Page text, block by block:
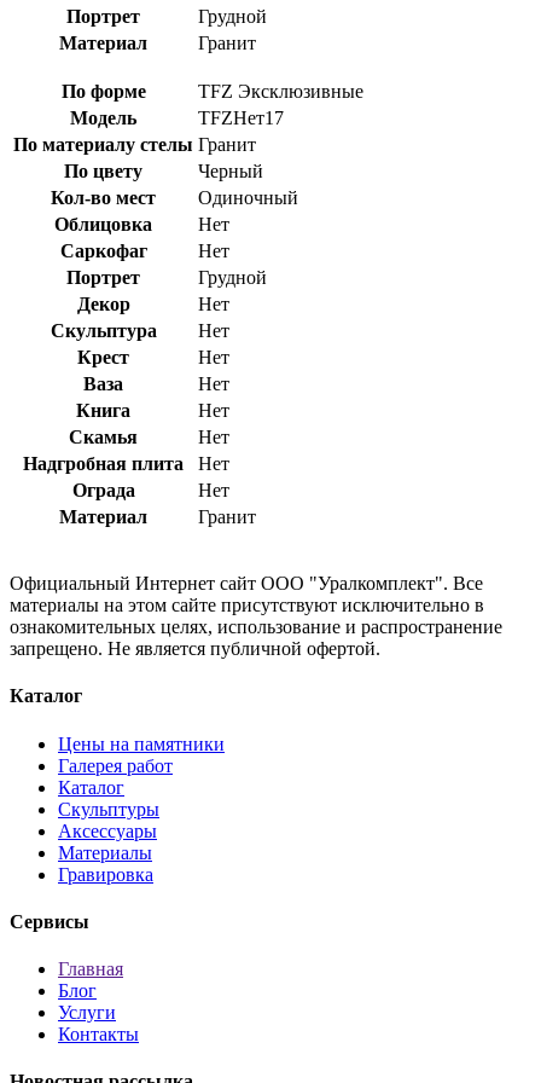
Портрет
Грудной
Материал
Гранит
По форме
TFZ Эксклюзивные
Модель
TFZНет17
По материалу стелы Гранит
По цвету
Черный
Кол-во мест
Одиночный
Облицовка
Нет
Саркофаг
Нет
Портрет
Грудной
Декор
Нет
Скульптура
Нет
Крест
Нет
Ваза
Нет
Книга
Нет
Скамья
Нет
Надгробная плита
Нет
Ограда
Нет
Материал
Гранит
Официальный Интернет сайт ООО "Уралкомплект". Все
материалы на этом сайте присутствуют исключительно в
ознакомительных целях, использование и распространение
запрещено. Не является публичной офертой.
Каталог
Цены на памятники
Галерея работ
Каталог
Скульптуры
Аксессуары
Материалы
Гравировка
Сервисы
Главная
Блог
Услуги
Контакты